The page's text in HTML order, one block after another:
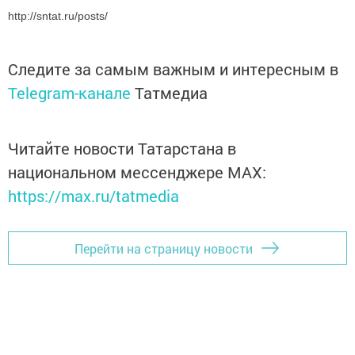
http://sntat.ru/posts/
Следите за самым важным и интересным в
Telegram-канале Татмедиа
Читайте новости Татарстана в
национальном мессенджере MАХ:
https://max.ru/tatmedia
Перейти на страницу новости